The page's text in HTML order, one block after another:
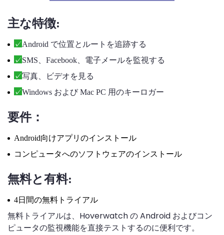
主な特徴:
Android で位置とルートを追跡する
SMS、Facebook、電子メールを監視する
写真、ビデオを見る
Windows および Mac PC 用のキーロガー
要件：
Android向けアプリのインストール
コンピュータへのソフトウェアのインストール
無料と有料:
4日間の無料トライアル
無料トライアルは、Hoverwatch の Android およびコン
ピュータの監視機能を直接テストするのに便利です。